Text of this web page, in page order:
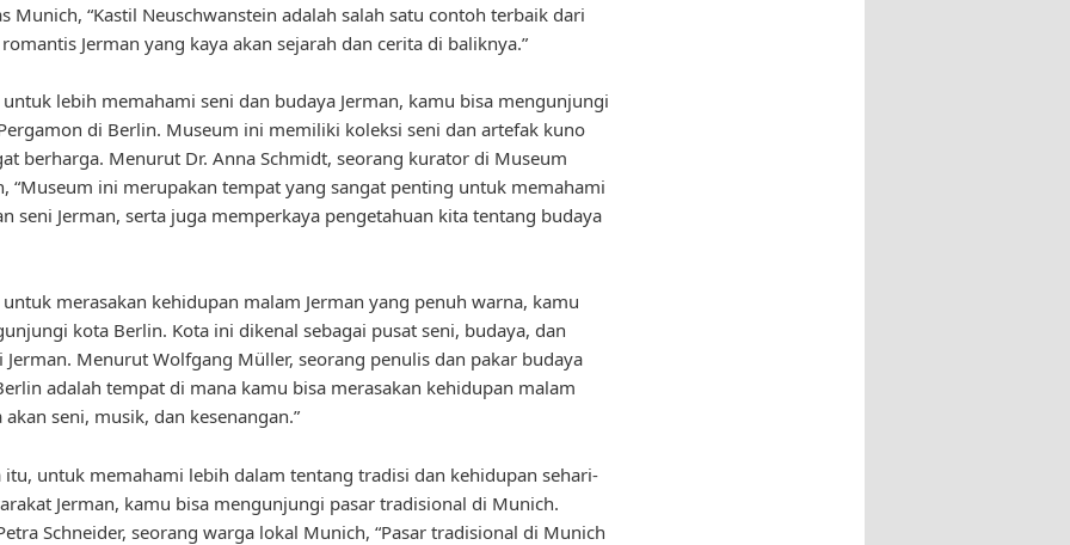
Munich, “Kastil Neuschwanstein adalah salah satu contoh terbaik dari
Jerman yang kaya akan sejarah dan cerita di baliknya.”
lebih memahami seni dan budaya Jerman, kamu bisa mengunjungi
di Berlin. Museum ini memiliki koleksi seni dan artefak kuno
berharga. Menurut Dr. Anna Schmidt, seorang kurator di Museum
“Museum ini merupakan tempat yang sangat penting untuk memahami
seni Jerman, serta juga memperkaya pengetahuan kita tentang budaya
merasakan kehidupan malam Jerman yang penuh warna, kamu
kota Berlin. Kota ini dikenal sebagai pusat seni, budaya, dan
Jerman. Menurut Wolfgang Müller, seorang penulis dan pakar budaya
adalah tempat di mana kamu bisa merasakan kehidupan malam
akan seni, musik, dan kesenangan.”
itu, untuk memahami lebih dalam tentang tradisi dan kehidupan sehari-
Jerman, kamu bisa mengunjungi pasar tradisional di Munich.
Schneider, seorang warga lokal Munich, “Pasar tradisional di Munich